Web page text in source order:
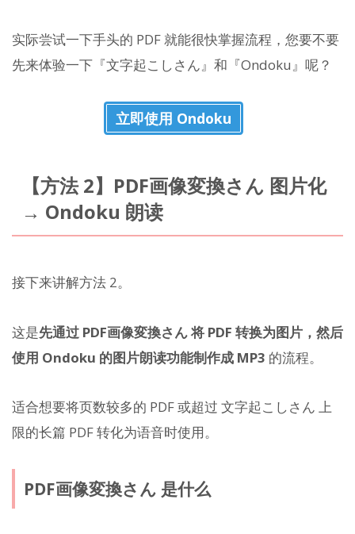
实际尝试一下手头的 PDF 就能很快掌握流程，您要不要
先来体验一下『文字起こしさん』和『Ondoku』呢？
立即使用 Ondoku
【方法 2】PDF画像変換さん 图片化
→ Ondoku 朗读
接下来讲解方法 2。
这是先通过 PDF画像変換さん 将 PDF 转换为图片，然后
使用 Ondoku 的图片朗读功能制作成 MP3 的流程。
适合想要将页数较多的 PDF 或超过 文字起こしさん 上
限的长篇 PDF 转化为语音时使用。
PDF画像変換さん 是什么